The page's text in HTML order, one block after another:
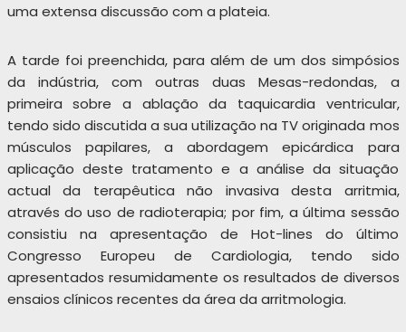
uma extensa discussão com a plateia.
A tarde foi preenchida, para além de um dos simpósios
da indústria, com outras duas Mesas-redondas, a
primeira sobre a ablação da taquicardia ventricular,
tendo sido discutida a sua utilização na TV originada mos
músculos papilares, a abordagem epicárdica para
aplicação deste tratamento e a análise da situação
actual da terapêutica não invasiva desta arritmia,
através do uso de radioterapia; por fim, a última sessão
consistiu na apresentação de Hot-lines do último
Congresso Europeu de Cardiologia, tendo sido
apresentados resumidamente os resultados de diversos
ensaios clínicos recentes da área da arritmologia.